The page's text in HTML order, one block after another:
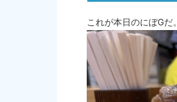
これが本日のにぼGだ。